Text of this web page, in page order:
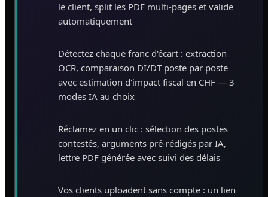
le client, split les PDF multi-pages et valide
automatiquement
Détectez chaque franc d'écart : extraction
OCR, comparaison DI/DT poste par poste
avec estimation d'impact fiscal en CHF — 3
modes IA au choix
Réclamez en un clic : sélection des postes
contestés, arguments pré-rédigés par IA,
lettre PDF générée avec suivi des délais
Vos clients uploadent sans compte : un lien